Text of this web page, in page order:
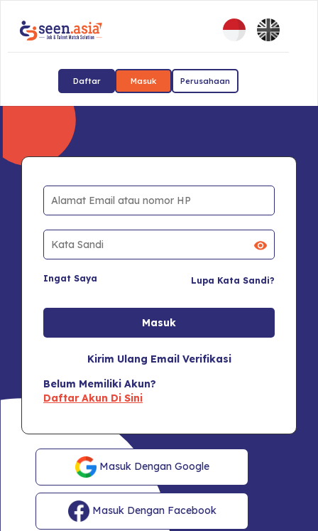
Daftar Masuk Perusahaan
Ingat Saya Lupa Kata Sandi?
Kirim Ulang Email Verifikasi
Belum Memiliki Akun?
Daftar Akun Di Sini
Masuk Dengan Google
Masuk Dengan Facebook